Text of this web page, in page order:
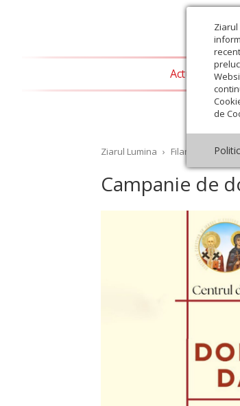
de
Actualitate
Ziarul Lumina › Filantropie ›
Campanie de
Noiembrie